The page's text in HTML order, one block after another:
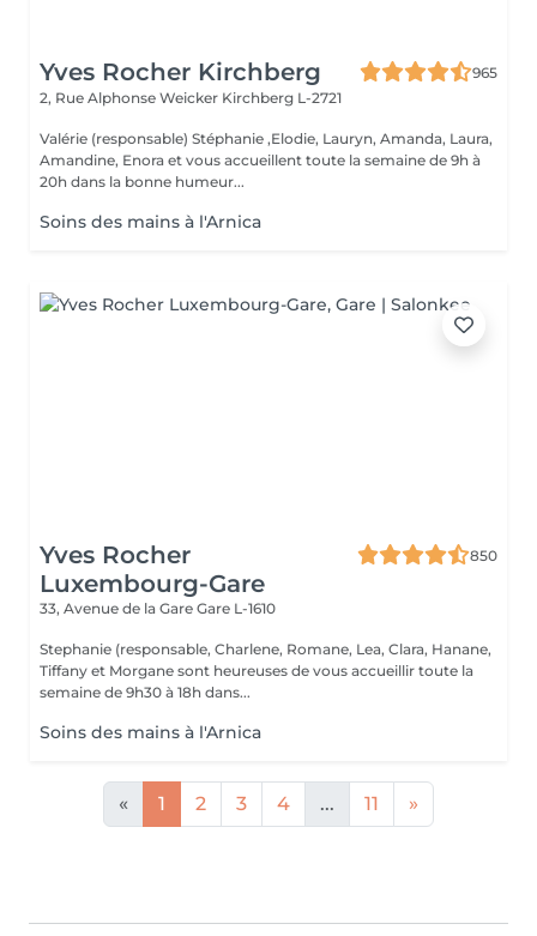
Yves Rocher Kirchberg
965
2, Rue Alphonse Weicker Kirchberg L-2721
Valérie (responsable) Stéphanie ,Elodie, Lauryn, Amanda, Laura,
Amandine, Enora et vous accueillent toute la semaine de 9h à
20h dans la bonne humeur...
Soins des mains à l'Arnica
Yves Rocher
Luxembourg-Gare
850
33, Avenue de la Gare Gare L-1610
Stephanie (responsable, Charlene, Romane, Lea, Clara, Hanane,
Tiffany et Morgane sont heureuses de vous accueillir toute la
semaine de 9h30 à 18h dans...
Soins des mains à l'Arnica
« 1 2 3 4 ... 11 »